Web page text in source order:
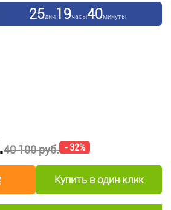
25дни19часы40минуты
40 100 руб. - 32%
Купить в один клик